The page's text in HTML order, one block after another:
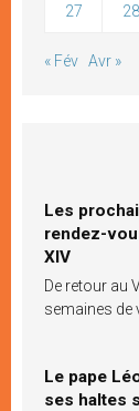
27 28
« Fév Avr »
Les
rendez-
XIV
De retour au
semaines de
Le pape
ses haltes